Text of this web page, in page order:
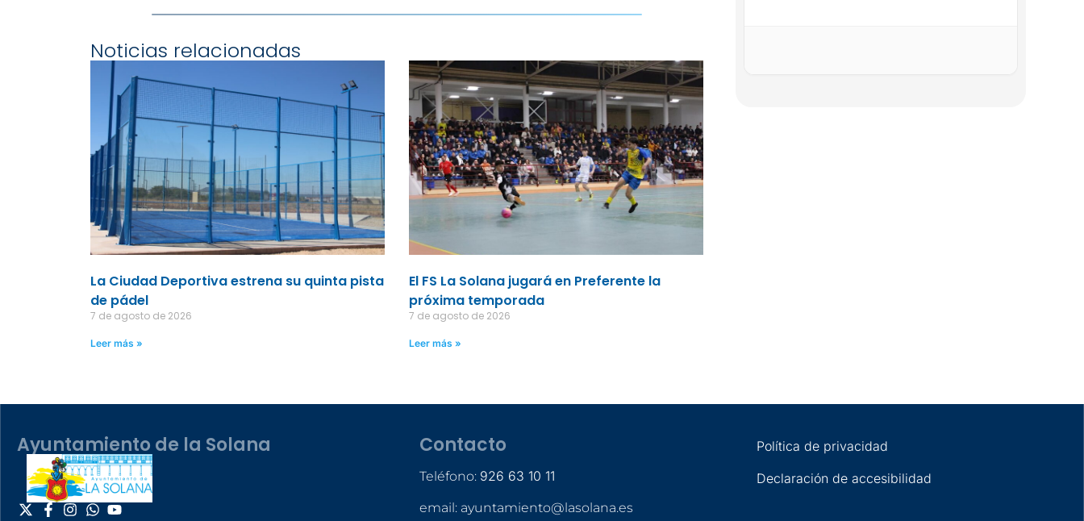
Noticias relacionadas
La Ciudad Deportiva estrena su quinta pista
de pádel
7 de agosto de 2026
Leer más »
El FS La Solana jugará en Preferente la
próxima temporada
7 de agosto de 2026
Leer más »
Ayuntamiento de la Solana Contacto
Teléfono: 926 63 10 11
email: ayuntamiento@lasolana.es
Política de privacidad
Declaración de accesibilidad